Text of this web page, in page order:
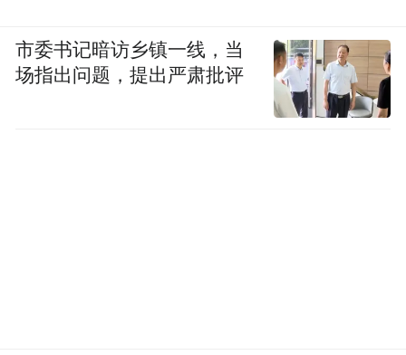
市委书记暗访乡镇一线，当
场指出问题，提出严肃批评